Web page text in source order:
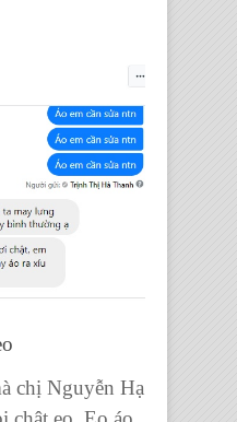
chị Nguyễn Hạ